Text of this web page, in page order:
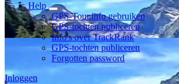
Help
GPS-Tour.info gebruiken
GPS-tochten publiceren
Info's over TrackRank
GPS-tochten publiceren
Forgotten password
Inloggen